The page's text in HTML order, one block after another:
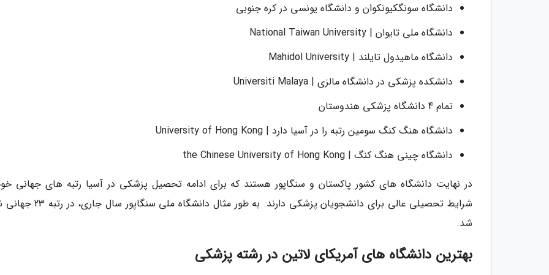
دانشگاه سونگکیونکوان و دانشگاه یونسی در کره جنوبی
دانشگاه ملی تایوان | National Taiwan University
دانشگاه ماهیدول تایلند | Mahidol University
دانشکده پزشکی در دانشگاه مالزی | Universiti Malaya
تمام 4 دانشگاه پزشکی هندوستان
دانشگاه هنگ کنگ سومین رتبه را در آسیا دارد | University of Hong Kong
دانشگاه چینی هنگ کنگ | the Chinese University of Hong Kong
در نهایت دانشگاه های کشور پاکستان و سنگاپور هستند که برای ادامه تحصیل پزشکی در آسیا رتبه های جهانی
شرایط تحصیلی عالی برای دانشجویان پزشکی دارند. به طور مثال دانشگاه
شد.
بهترین دانشگاه های آمریکای لاتین در رشته پزشکی